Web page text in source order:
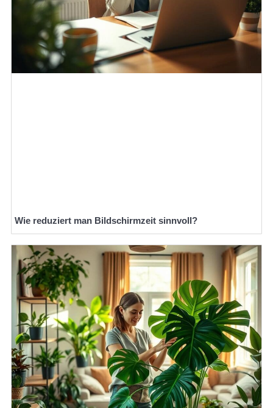
Wie reduziert man Bildschirmzeit sinnvoll?